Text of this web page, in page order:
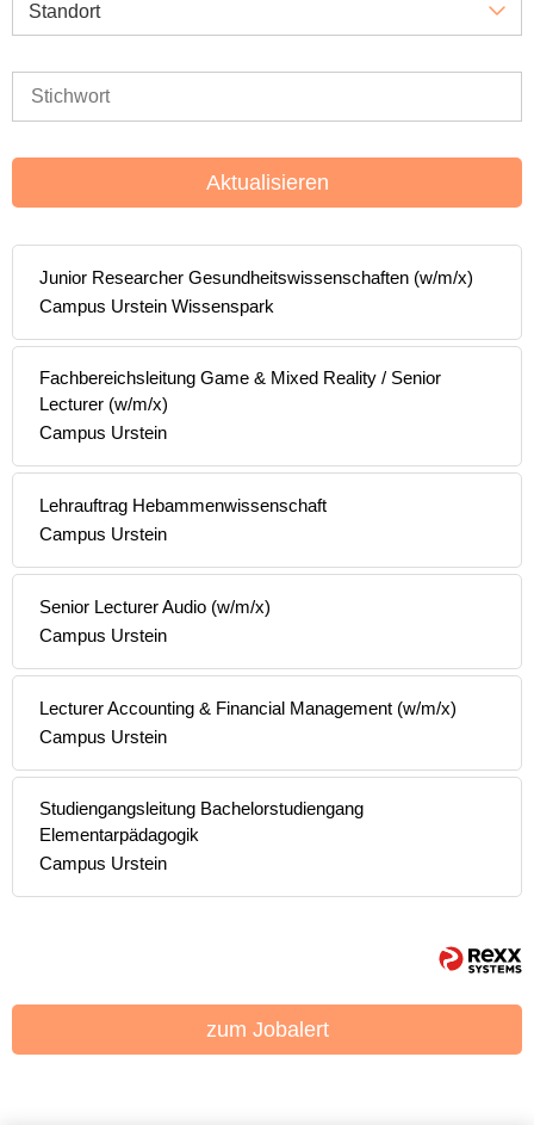
Standort
Aktualisieren
Junior Researcher Gesundheitswissenschaften (w/m/x)
Campus Urstein Wissenspark
Fachbereichsleitung Game & Mixed Reality / Senior
Lecturer (w/m/x)
Campus Urstein
Lehrauftrag Hebammenwissenschaft
Campus Urstein
Senior Lecturer Audio (w/m/x)
Campus Urstein
Lecturer Accounting & Financial Management (w/m/x)
Campus Urstein
Studiengangsleitung Bachelorstudiengang
Elementarpädagogik
Campus Urstein
zum Jobalert